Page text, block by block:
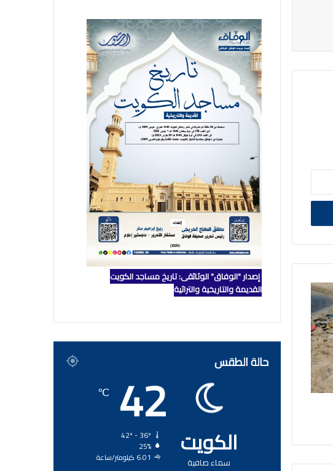
إصدار "الوفاق" الوثائقي: تاريخ مساجد الكويت
القديمة والتاريخية والتراثية
حالة الطقس
الكويت
سماء صافية
42
℃
25%
6.01 كيلومتر/ساعة